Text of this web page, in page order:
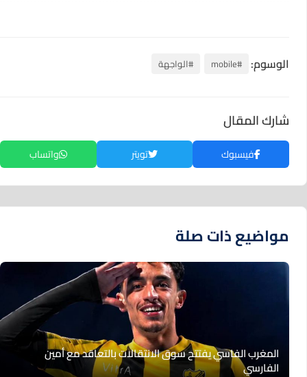
الوسوم: #mobile #الواجهة
شارك المقال
فيسبوك تويتر واتساب
مواضيع ذات صلة
المغرب الفاسي يفتتح سوق الانتقالات بالتعاقد مع أمين
الفارسي